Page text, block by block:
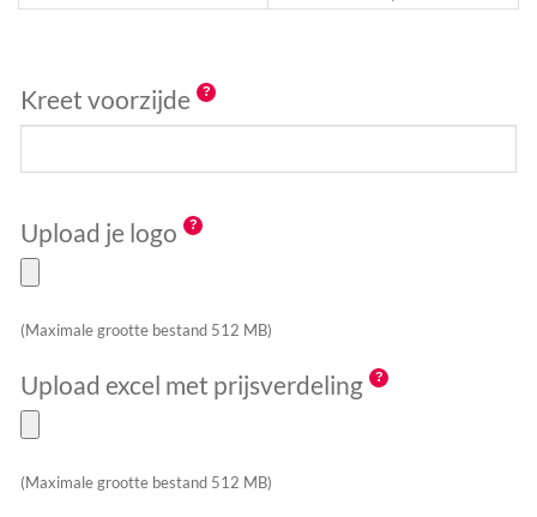
Kreet voorzijde
Upload je logo
(Maximale grootte bestand 512 MB)
Upload excel met prijsverdeling
(Maximale grootte bestand 512 MB)